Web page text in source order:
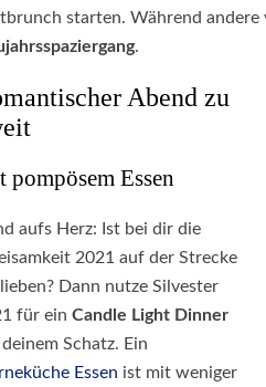
starten. Während
.
Abend zu
pompösem Essen
aufs Herz: Ist bei dir die
2021 auf der Strecke
Dann nutze Silvester
für ein Candle Light Dinner
Schatz. Ein
Essen ist mit weniger